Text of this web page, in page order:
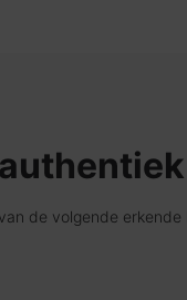
de volgende erkende